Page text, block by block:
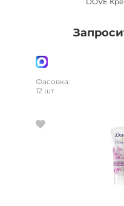
Фасовка:
12 шт